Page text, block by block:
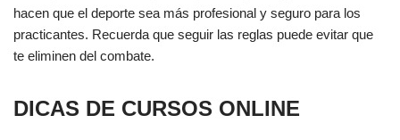
hacen que el deporte sea más profesional y seguro para los
practicantes. Recuerda que seguir las reglas puede evitar que
te eliminen del combate.
DICAS DE CURSOS ONLINE